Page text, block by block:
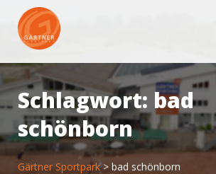
content
Schlagwort: bad
schönborn
Gärtner Sportpark> bad schönborn